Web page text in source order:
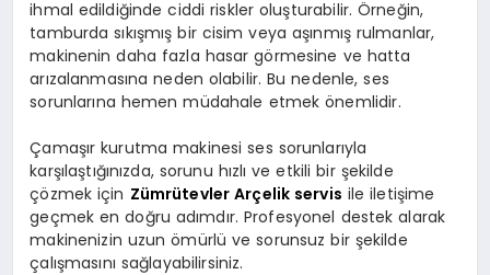
ihmal edildiğinde ciddi riskler oluşturabilir. Örneğin,
tamburda sıkışmış bir cisim veya aşınmış rulmanlar,
makinenin daha fazla hasar görmesine ve hatta
arızalanmasına neden olabilir. Bu nedenle, ses
sorunlarına hemen müdahale etmek önemlidir.
Çamaşır kurutma makinesi ses sorunlarıyla
karşılaştığınızda, sorunu hızlı ve etkili bir şekilde
çözmek için Zümrütevler Arçelik servis ile iletişime
geçmek en doğru adımdır. Profesyonel destek alarak
makinenizin uzun ömürlü ve sorunsuz bir şekilde
çalışmasını sağlayabilirsiniz.